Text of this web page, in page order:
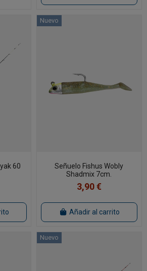
60
Nuevo
Señuelo Fishus Wobly
Shadmix 7cm.
3,90 €
Añadir al carrito
Nuevo